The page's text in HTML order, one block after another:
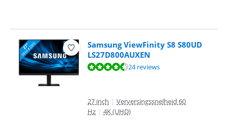
Samsung ViewFinity S8 S80UD
LS27D800AUXEN
Beoordeling is 9,4 van de 10, gebaseerd op 24 reviews.
24 reviews
27 inch | Verversingssnelheid 60
Hz | 4K (UHD)